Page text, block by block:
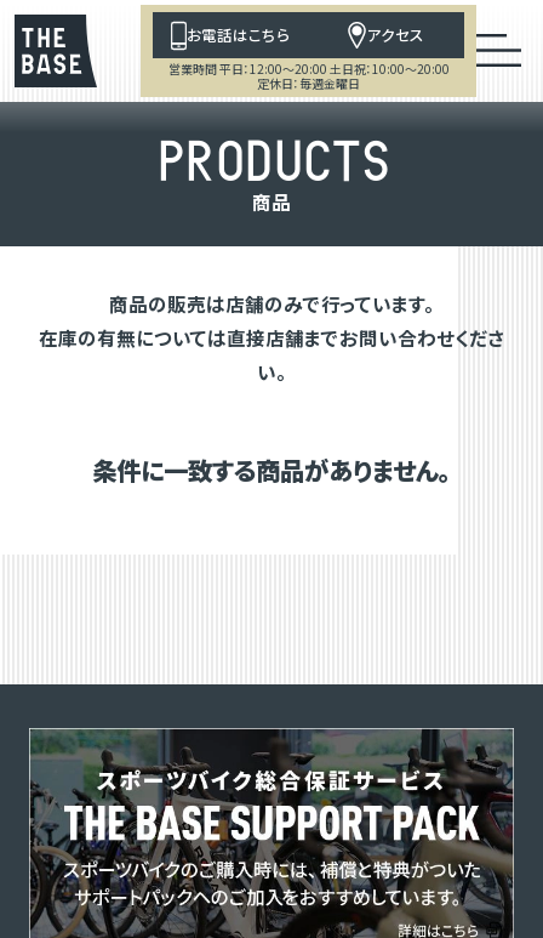
お電話はこちら アクセス
営業時間 平日：12:00～20:00 土日祝：10:00～20:00
定休日：毎週金曜日
PRODUCTS
商品
商品の販売は店舗のみで行っています。
在庫の有無については直接店舗までお問い合わせくださ
い。
条件に一致する商品がありません。